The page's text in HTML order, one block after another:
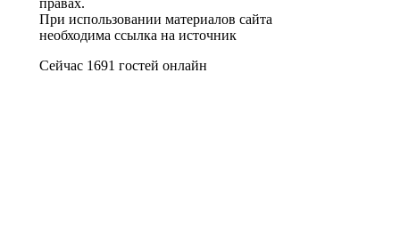
правах.
При использовании материалов сайта
необходима ссылка на источник
Сейчас 1691 гостей онлайн